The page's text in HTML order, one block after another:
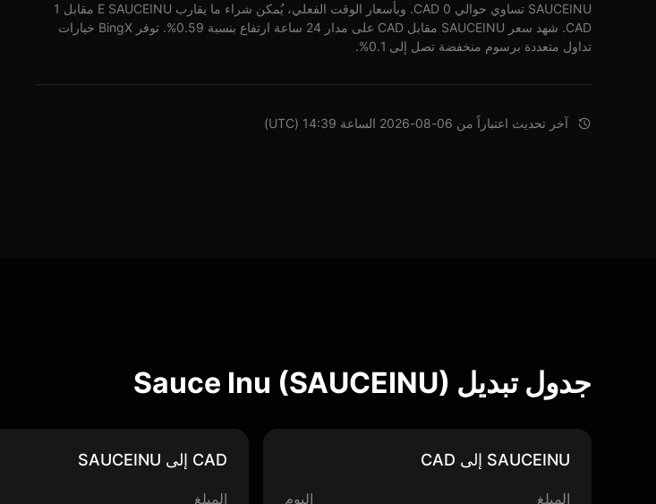
SAUCEINU تساوي حوالي 0 CAD. وبأسعار الوقت الفعلي، يُمكن شراء ما يقارب E SAUCEINU مقابل 1
CAD. شهد سعر SAUCEINU مقابل CAD على مدار 24 ساعة ارتفاع بنسبة 0.59%. توفر BingX خيارات
تداول متعددة برسوم منخفضة تصل إلى 0.1%.
آخر تحديث اعتباراً من 06-08-2026 الساعة 14:39 (UTC)
جدول تبديل Sauce Inu (SAUCEINU)
SAUCEINU إلى CAD
المبلغ اليوم
CAD إلى SAUCEINU
المبلغ